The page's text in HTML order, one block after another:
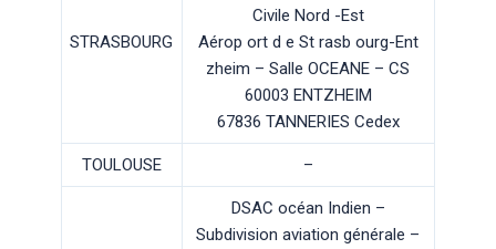
STRASBOURG
Civile Nord -Est
Aérop ort d e St rasb ourg-Ent
zheim – Salle OCEANE – CS
60003 ENTZHEIM
67836 TANNERIES Cedex
TOULOUSE –
DSAC océan Indien –
Subdivision aviation générale –